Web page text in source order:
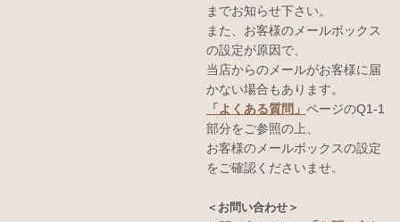
までお知らせ下さい。
また、お客様のメールボックス
の設定が原因で、
当店からのメールがお客様に届
かない場合もあります。
「よくある質問」 ページのQ1-1
部分をご参照の上、
お客様のメールボックスの設定
をご確認くださいませ。
＜お問い合わせ＞